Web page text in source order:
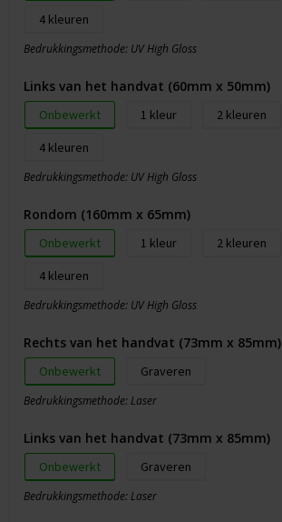
4
Bedrukkingsmethode: UV High Gloss
Links van het handvat (60mm x 50mm)
Onbewerkt 1 2
4
Bedrukkingsmethode: UV High Gloss
Rondom (160mm x 65mm)
Onbewerkt 1 2
4
Bedrukkingsmethode: UV High Gloss
Rechts van het handvat (73mm x 85mm)
Onbewerkt Graveren
Bedrukkingsmethode: Laser
Links van het handvat (73mm x 85mm)
Onbewerkt Graveren
Bedrukkingsmethode: Laser